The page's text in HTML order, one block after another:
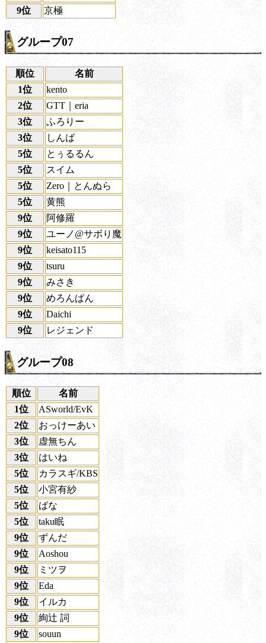
9位
京極
グループ07
順位
名前
1位
kento
2位
GTT｜eria
3位
ふろりー
3位
しんば
5位
とぅるるん
5位
スイム
5位
Zero｜とんぬら
5位
黄熊
9位
阿修羅
9位
ユーノ@サボり魔
9位
keisato115
9位
tsuru
9位
みさき
9位
めろんぱん
9位
Daichi
9位
レジェンド
グループ08
順位
名前
1位
ASworld/EvK
2位
おっけーあい
3位
虚無ちん
3位
はいね
5位
カラスギ/KBS
5位
小宮有紗
5位
ばな
5位
taku眠
9位
ずんだ
9位
Aoshou
9位
ミツヲ
9位
Eda
9位
イルカ
9位
絢辻 詞
9位
souun